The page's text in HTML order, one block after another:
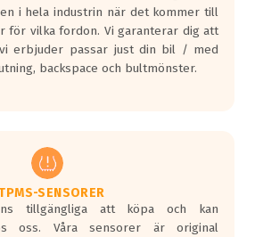
i hela industrin när det kommer till
för vilka fordon. Vi garanterar dig att
erbjuder passar just din bil / med
backspace och bultmönster.
SENSORER
tillgängliga att köpa och kan
oss. Våra sensorer är original